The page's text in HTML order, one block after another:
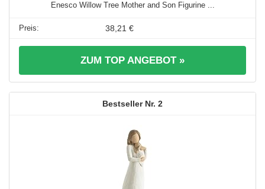
Enesco Willow Tree Mother and Son Figurine ...
38,21 €
ZUM TOP ANGEBOT »
2